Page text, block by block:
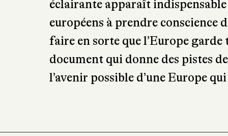
éclairante apparaît
européens à prendre conscience
faire en sorte que l’Europe
document qui donne des pistes
l’avenir possible d’une Europe